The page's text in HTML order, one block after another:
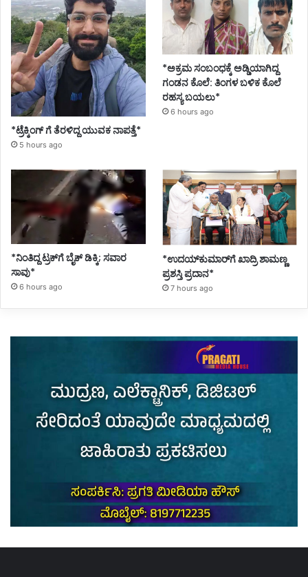
*ಟ್ರೆಕ್ಕಿಂಗ್ ಗೆ ತೆರಳಿದ್ದ ಯುವಕ ನಾಪತ್ತೆ*
5 hours ago
*ಅಕ್ರಮ ಸಂಬಂಧಕ್ಕೆ ಅಡ್ಡಿಯಾಗಿದ್ದ
ಗಂಡನ ಕೊಲೆ: ತಿಂಗಳ ಬಳಿಕ ಕೊಲೆ
ರಹಸ್ಯ ಬಯಲು*
6 hours ago
*ನಿಂತಿದ್ದ ಟ್ರಕ್‌ಗೆ ಬೈಕ್ ಡಿಕ್ಕಿ; ಸವಾರ
ಸಾವು*
6 hours ago
*ಉದಯ್‌ಕುಮಾರ್‌ಗೆ ಖಾದ್ರಿ ಶಾಮಣ್ಣ
ಪ್ರಶಸ್ತಿ ಪ್ರದಾನ*
7 hours ago